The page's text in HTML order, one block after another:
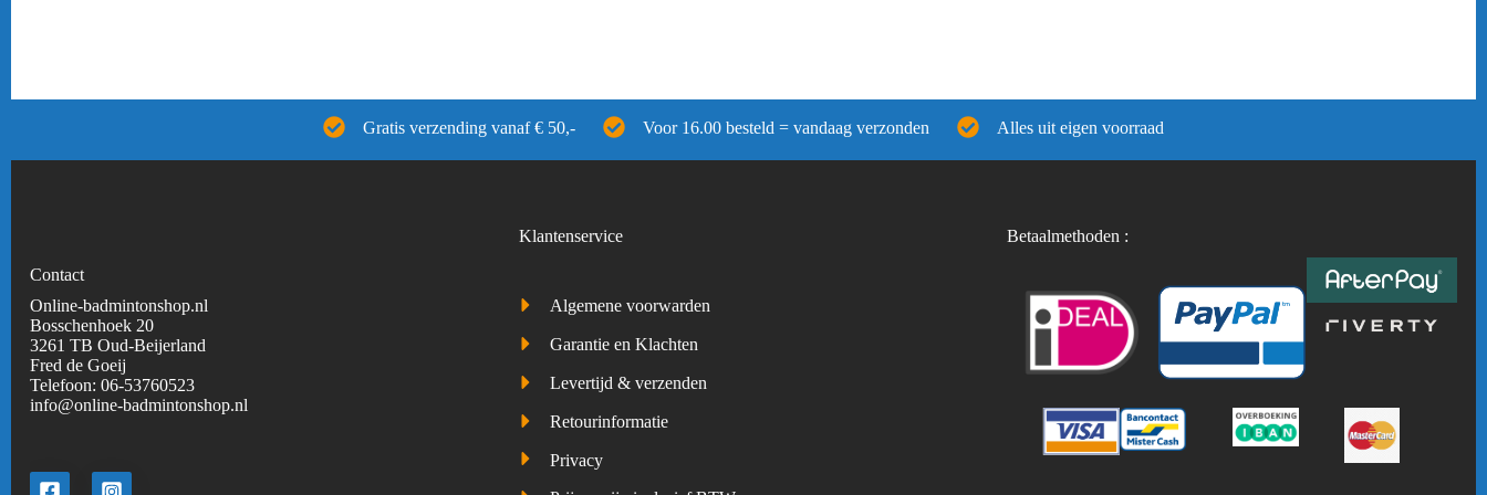
Gratis verzending vanaf € 50,- Voor 16.00 besteld = vandaag verzonden Alles uit eigen voorraad
Contact
Online-badmintonshop.nl
Bosschenhoek 20
3261 TB Oud-Beijerland
Fred de Goeij
Telefoon: 06-53760523
info@online-badmintonshop.nl
Klantenservice
Algemene voorwarden
Garantie en Klachten
Levertijd & verzenden
Retourinformatie
Privacy
Betaalmethoden :